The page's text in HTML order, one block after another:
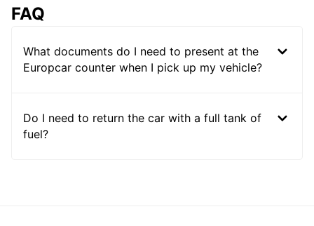
FAQ
What documents do I need to present at the
Europcar counter when I pick up my vehicle?
Do I need to return the car with a full tank of
fuel?